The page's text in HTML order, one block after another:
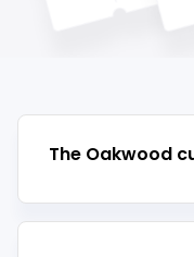
The Oakwood